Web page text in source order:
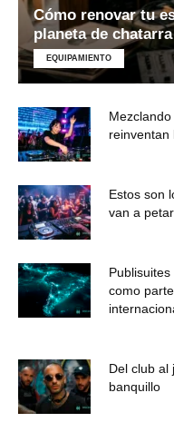
Cómo renovar tu
planeta de
EQUIPAMIENTO
reinventan
Estos son
van a
como
Del club al
banquillo